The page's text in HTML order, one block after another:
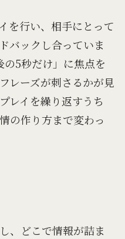
を行い、相手にとって
バックし合っていま
5秒だけ」に焦点を
レーズが刺さるかが見
レイを繰り返すうち
の作り方まで変わっ
、どこで情報が詰ま